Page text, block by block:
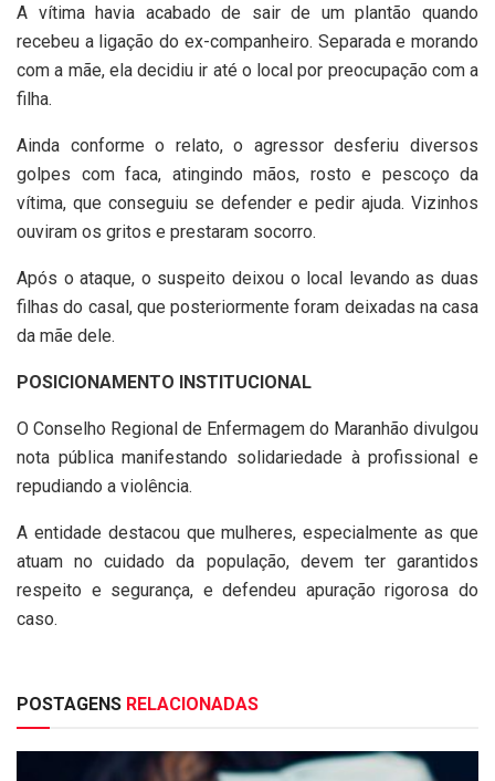
A vítima havia acabado de sair de um plantão quando
recebeu a ligação do ex-companheiro. Separada e morando
com a mãe, ela decidiu ir até o local por preocupação com a
filha.
Ainda conforme o relato, o agressor desferiu diversos
golpes com faca, atingindo mãos, rosto e pescoço da
vítima, que conseguiu se defender e pedir ajuda. Vizinhos
ouviram os gritos e prestaram socorro.
Após o ataque, o suspeito deixou o local levando as duas
filhas do casal, que posteriormente foram deixadas na casa
da mãe dele.
POSICIONAMENTO INSTITUCIONAL
O Conselho Regional de Enfermagem do Maranhão divulgou
nota pública manifestando solidariedade à profissional e
repudiando a violência.
A entidade destacou que mulheres, especialmente as que
atuam no cuidado da população, devem ter garantidos
respeito e segurança, e defendeu apuração rigorosa do
caso.
POSTAGENS RELACIONADAS